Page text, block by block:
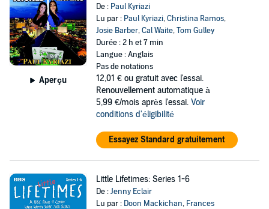
Aperçu
De : Paul Kyriazi
Lu par : Paul Kyriazi,Christina Ramos,
Josie Barber,Cal Waite,Tom Gulley
Durée : 2 h et 7 min
Langue : Anglais
Pas de notations
12,01 € ou gratuit avec l'essai.
Renouvellement automatique à
5,99 €/mois après l'essai. Voir
conditions d'éligibilité
Essayez Standard gratuitement
Little Lifetimes: Series 1-6
De :Jenny Eclair
Lu par : Doon Mackichan, Frances